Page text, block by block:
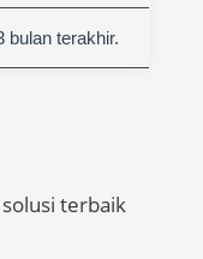
bulan terakhir.
terbaik